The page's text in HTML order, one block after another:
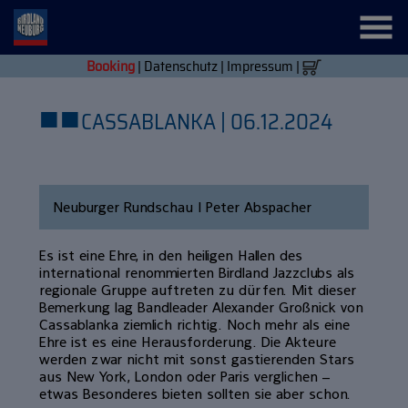
Booking| Datenschutz| Impressum |
■■CASSABLANKA | 06.12.2024
Neuburger Rundschau | Peter Abspacher
Es ist eine Ehre, in den heiligen Hallen des
international renommierten Birdland Jazzclubs als
regionale Gruppe auftreten zu dürfen. Mit dieser
Bemerkung lag Bandleader Alexander Großnick von
Cassablanka ziemlich richtig. Noch mehr als eine
Ehre ist es eine Herausforderung. Die Akteure
werden zwar nicht mit sonst gastierenden Stars
aus New York, London oder Paris verglichen –
etwas Besonderes bieten sollten sie aber schon.